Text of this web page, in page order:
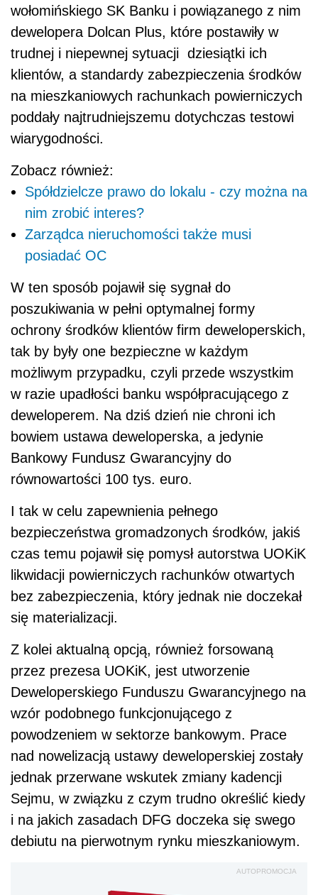
wołomińskiego SK Banku i powiązanego z nim
dewelopera Dolcan Plus, które postawiły w
trudnej i niepewnej sytuacji dziesiątki ich
klientów, a standardy zabezpieczenia środków
na mieszkaniowych rachunkach powierniczych
poddały najtrudniejszemu dotychczas testowi
wiarygodności.
Zobacz również:
Spółdzielcze prawo do lokalu - czy można na
nim zrobić interes?
Zarządca nieruchomości także musi
posiadać OC
W ten sposób pojawił się sygnał do
poszukiwania w pełni optymalnej formy
ochrony środków klientów firm deweloperskich,
tak by były one bezpieczne w każdym
możliwym przypadku, czyli przede wszystkim
w razie upadłości banku współpracującego z
deweloperem. Na dziś dzień nie chroni ich
bowiem ustawa deweloperska, a jedynie
Bankowy Fundusz Gwarancyjny do
równowartości 100 tys. euro.
I tak w celu zapewnienia pełnego
bezpieczeństwa gromadzonych środków, jakiś
czas temu pojawił się pomysł autorstwa UOKiK
likwidacji powierniczych rachunków otwartych
bez zabezpieczenia, który jednak nie doczekał
się materializacji.
Z kolei aktualną opcją, również forsowaną
przez prezesa UOKiK, jest utworzenie
Deweloperskiego Funduszu Gwarancyjnego na
wzór podobnego funkcjonującego z
powodzeniem w sektorze bankowym. Prace
nad nowelizacją ustawy deweloperskiej zostały
jednak przerwane wskutek zmiany kadencji
Sejmu, w związku z czym trudno określić kiedy
i na jakich zasadach DFG doczeka się swego
debiutu na pierwotnym rynku mieszkaniowym.
AUTOPROMOCJA